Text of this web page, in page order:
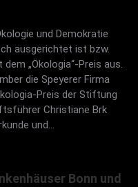
Naturheilbundes Dr.
2007 im Rahmen
Bellevue in Kassel
und Demokratie
ausgerichtet ist bzw.
„Ökologia“-Preis aus.
die Speyerer Firma
Preis der Stiftung
Christiane Brk
und…
Bonn und